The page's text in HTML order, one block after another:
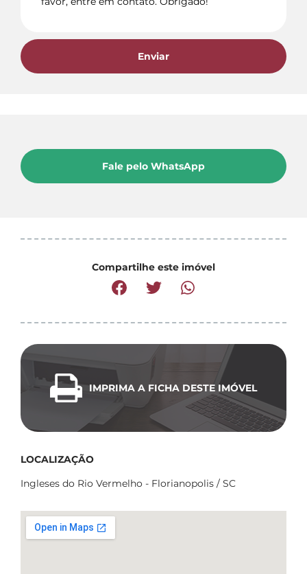
Enviar
Fale pelo WhatsApp
Compartilhe este imóvel
IMPRIMA A FICHA DESTE IMÓVEL
LOCALIZAÇÃO
Ingleses do Rio Vermelho - Florianopolis / SC